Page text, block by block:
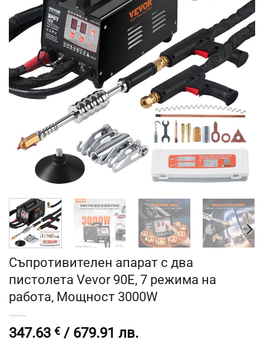
Съпротивителен апарат с два
пистолета Vevor 90E, 7 режима на
работа, Мощност 3000W
347.63 € / 679.91 лв.